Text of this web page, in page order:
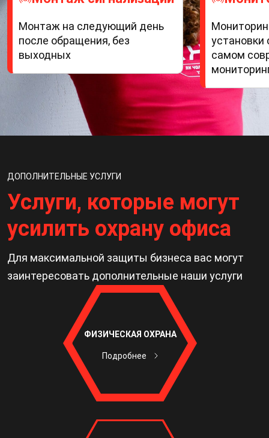
Монтаж на следующий день
после обращения, без
выходных
установки
самом
ДОПОЛНИТЕЛЬНЫЕ УСЛУГИ
Услуги, которые могут
усилить охрану офиса
Для максимальной защиты бизнеса вас могут
заинтересовать дополнительные наши услуги
ФИЗИЧЕСКАЯ ОХРАНА
Подробнее